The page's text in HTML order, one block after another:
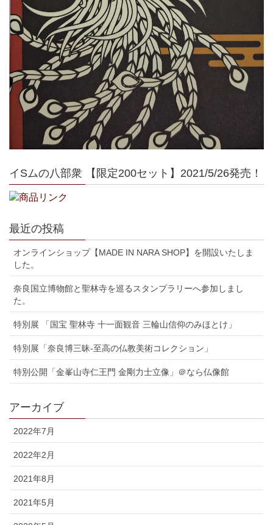
イSムの八部衆 【限定200セット】2021/5/26発売！
最近の投稿
オンラインショップ【MADE IN NARA SHOP】を開設いたしま
した。
奈良国立博物館と聖林寺を巡るスタンプラリーへ参加しまし
た。
特別展 「国宝 聖林寺 十一面観音 三輪山信仰のみほとけ」
特別展「奈良博三昧-至高の仏教美術コレクション」
特別公開「金峯山寺仁王門 金剛力士立像」＠なら仏像館
アーカイブ
2022年7月
2022年2月
2021年8月
2021年5月